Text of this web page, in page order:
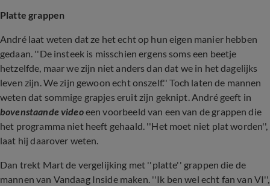
Platte grappen
André laat weten dat ze het echt op hun eigen manier hebben
gedaan. ''De insteek is misschien ergens soms een beetje
hetzelfde, maar we zijn niet anders dan dat we in het dagelijks
leven zijn. We zijn gewoon echt onszelf.'' Toch laten de mannen
weten dat sommige grapjes eruit zijn geknipt. André geeft in
bovenstaande videoeen voorbeeld van een van de grappen die
het programma niet heeft gehaald. ''Het moet niet plat worden'',
laat hij daarover weten.
Dan trekt Mart de vergelijking met ''platte'' grappen die de
mannen van Vandaag Inside maken. ''Ik ben wel echt fan van VI'',